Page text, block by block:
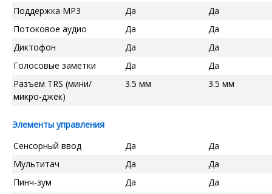
Поддержка MP3
Да
Да
Потоковое аудио
Да
Да
Диктофон
Да
Да
Голосовые заметки
Да
Да
Разъем TRS (мини/
микро-джек)
3.5 мм 3.5 мм
Элементы управления
Сенсорный ввод
Да
Да
Мультитач
Да
Да
Пинч-зум
Да
Да